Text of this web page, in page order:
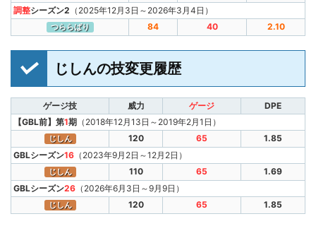
調整シーズン2 （2025年12月3日～2026年3月4日）
つららばり 84 40 2.10
じしんの技変更履歴
ゲージ技 威力 ゲージ
DPE
【GBL前】第1期 （2018年12月13日～2019年2月1日）
じしん 120 65
1.85
GBLシーズン16 （2023年9月2日～12月2日）
じしん 110 65
1.69
GBLシーズン26 （2026年6月3日～9月9日）
じしん 120 65 1.85